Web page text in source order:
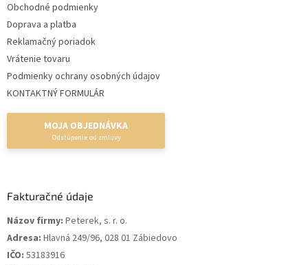
Obchodné podmienky
Doprava a platba
Reklamačný poriadok
Vrátenie tovaru
Podmienky ochrany osobných údajov
KONTAKTNÝ FORMULÁR
MOJA OBJEDNÁVKA
Fakturačné údaje
Názov firmy: Peterek, s. r. o.
Adresa: Hlavná 249/96, 028 01 Zábiedovo
IČO: 53183916